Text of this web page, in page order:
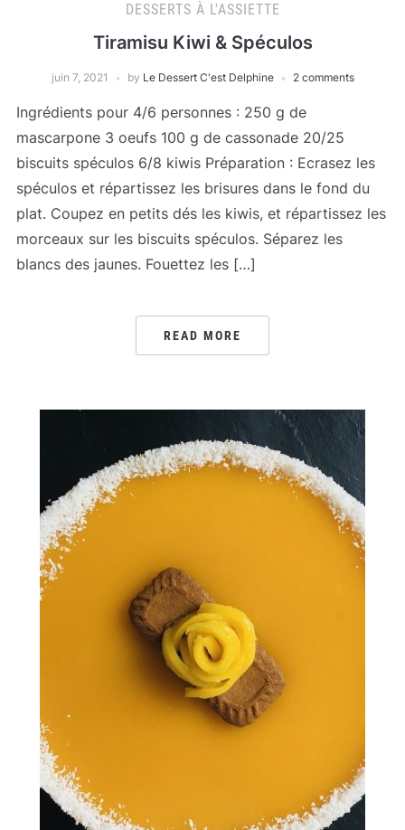
DESSERTS À L'ASSIETTE
Tiramisu Kiwi & Spéculos
juin 7, 2021 by Le Dessert C'est Delphine 2 comments
Ingrédients pour 4/6 personnes : 250 g de
mascarpone 3 oeufs 100 g de cassonade 20/25
biscuits spéculos 6/8 kiwis Préparation : Ecrasez les
spéculos et répartissez les brisures dans le fond du
plat. Coupez en petits dés les kiwis, et répartissez les
morceaux sur les biscuits spéculos. Séparez les
blancs des jaunes. Fouettez les […]
READ MORE